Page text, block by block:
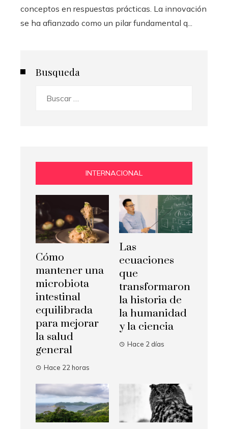
conceptos en respuestas prácticas. La innovación
se ha afianzado como un pilar fundamental q...
Busqueda
INTERNACIONAL
Cómo
mantener una
microbiota
intestinal
equilibrada
para mejorar
la salud
general
Hace 22 horas
Las
ecuaciones
que
transformaron
la historia de
la humanidad
y la ciencia
Hace 2 días